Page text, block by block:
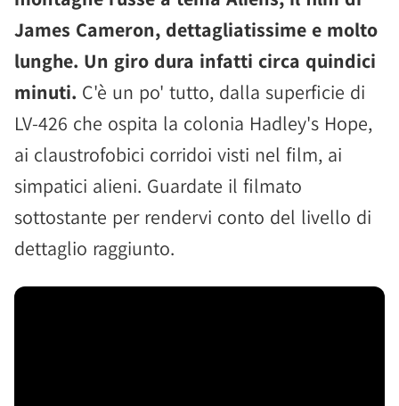
James Cameron, dettagliatissime e molto
lunghe. Un giro dura infatti circa quindici
minuti. C'è un po' tutto, dalla superficie di
LV-426 che ospita la colonia Hadley's Hope,
ai claustrofobici corridoi visti nel film, ai
simpatici alieni. Guardate il filmato
sottostante per rendervi conto del livello di
dettaglio raggiunto.